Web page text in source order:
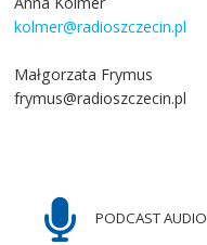
kolmer@radioszczecin.pl
Małgorzata Frymus
frymus@radioszczecin.pl
PODCAST AUDIO